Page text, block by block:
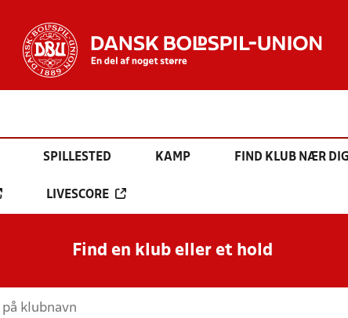
SPILLESTED KAMP FIND KLUB NÆR DIG
LIVESCORE
Find en klub eller et hold